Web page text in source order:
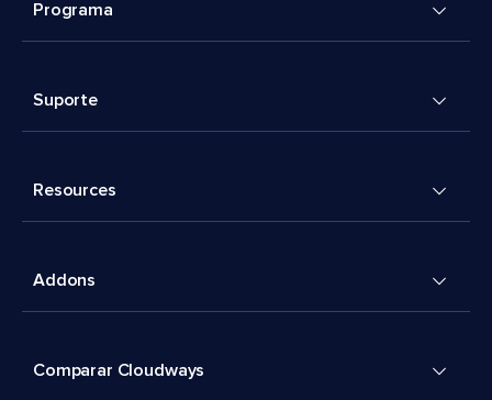
Programa
Suporte
Resources
Addons
Comparar Cloudways